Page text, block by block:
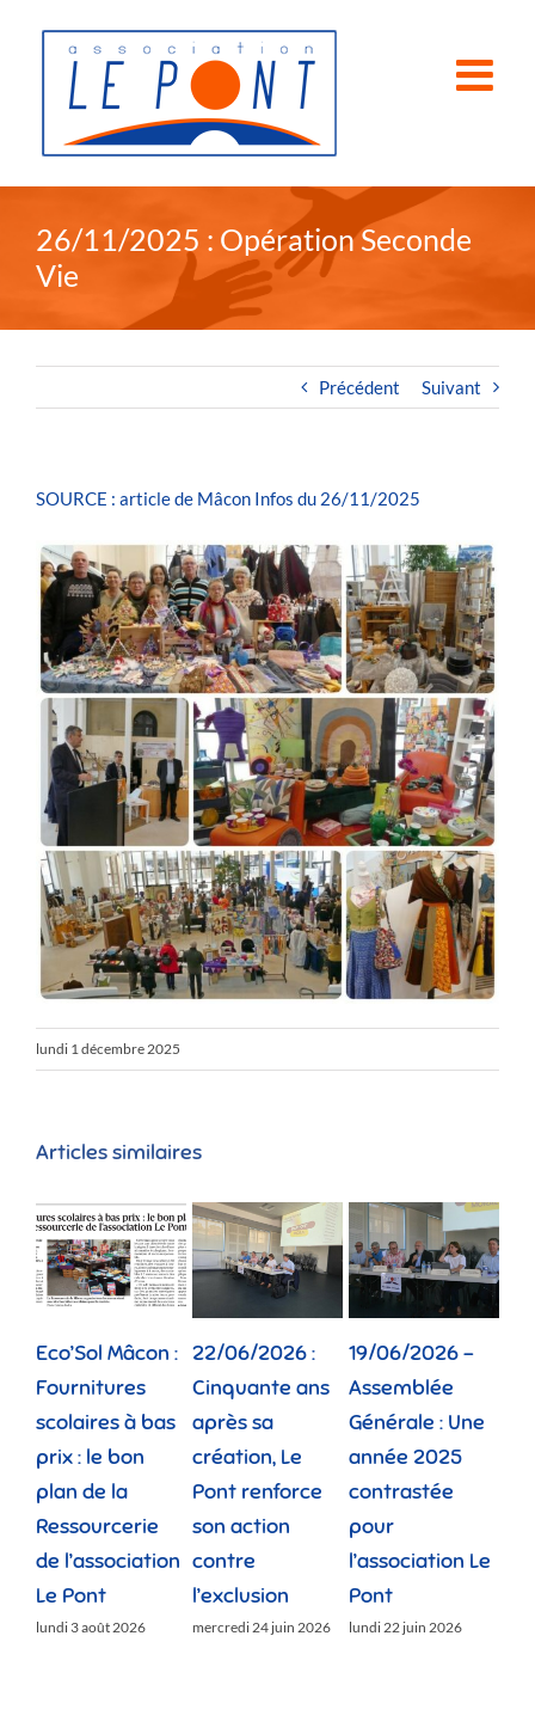
26/11/2025 : Opération Seconde
Vie
Précédent Suivant
SOURCE : article de Mâcon Infos du 26/11/2025
lundi 1 décembre 2025
Articles similaires
Eco’Sol Mâcon :
Fournitures
scolaires à bas
prix : le bon
plan de la
Ressourcerie
de l’association
Le Pont
lundi 3 août 2026
22/06/2026 :
Cinquante ans
après sa
création, Le
Pont renforce
son action
contre
l’exclusion
mercredi 24 juin 2026
19/06/2026 –
Assemblée
Générale : Une
année 2025
contrastée
pour
l’association Le
Pont
lundi 22 juin 2026